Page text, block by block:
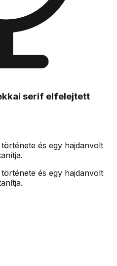
serif elfelejtett
és egy hajdanvolt
és egy hajdanvolt